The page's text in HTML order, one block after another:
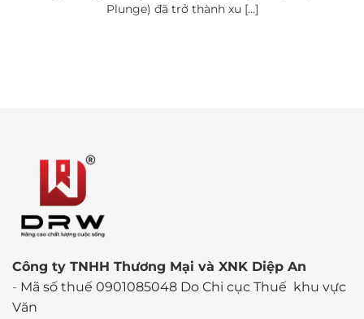
Plunge) đã trở thành xu [...]
Công ty TNHH Thương Mại và XNK Diệp An
- Mã số thuế 0901085048 Do Chi cục Thuế khu vực
Văn